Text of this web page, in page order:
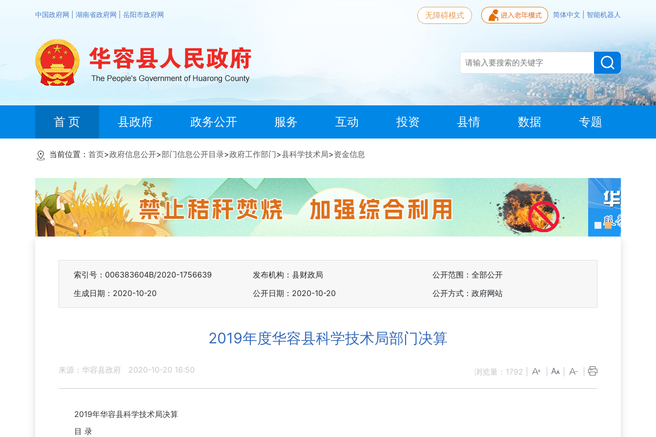
中国政府网 湖南省政府网 岳阳市政府网 简体中文 智能机器人
无障碍模式
首 页 县政府 政务公开 服务 互动 投资 县情 数据 专题
当前位置： 首页>政府信息公开>部门信息公开目录>政府工作部门>县科学技术局>资金信息
索引号：006383604B/2020-1756639 发布机构：县财政局
公开范围：全部公开
生成日期：2020-10-20
公开日期：2020-10-20 公开方式：政府网站
2019年度华容县科学技术局部门决算
来源：华容县政府 2020-10-20 16:50 浏览量： 1792
2019年华容县科学技术局决算
目 录